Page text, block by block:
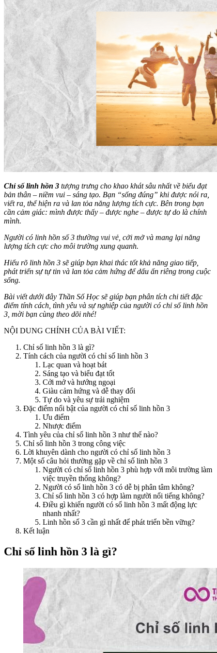
Chỉ số linh hồn 3 tượng trưng cho khao khát sâu nhất về biểu đạt
bản thân – niềm vui – sáng tạo. Bạn “sống đúng” khi được nói ra,
viết ra, thể hiện ra và lan tỏa năng lượng tích cực. Bên trong bạn
cần cảm giác: mình được thấy – được nghe – được tự do là chính
mình.
Người có linh hồn số 3 thường vui vẻ, cởi mở và mang lại năng
lượng tích cực cho môi trường xung quanh.
Hiểu rõ linh hồn 3 sẽ giúp bạn khai thác tốt khả năng giao tiếp,
phát triển sự tự tin và lan tỏa cảm hứng để dấu ấn riêng trong cuộc
sống.
Bài viết dưới đây Thần Số Học sẽ giúp bạn phân tích chi tiết đặc
điểm tính cách, tình yêu và sự nghiệp của người có chỉ số linh hồn
3, mời bạn cùng theo dõi nhé!
NỘI DUNG CHÍNH CỦA BÀI VIẾT:
Chỉ số linh hồn 3 là gì?
Tính cách của người có chỉ số linh hồn 3
Lạc quan và hoạt bát
Sáng tạo và biểu đạt tốt
Cởi mở và hướng ngoại
Giàu cảm hứng và dễ thay đổi
Tự do và yêu sự trải nghiệm
Đặc điểm nổi bật của người có chỉ số linh hồn 3
Ưu điểm
Nhược điểm
Tình yêu của chỉ số linh hồn 3 như thế nào?
Chỉ số linh hồn 3 trong công việc
Lời khuyên dành cho người có chỉ số linh hồn 3
Một số câu hỏi thường gặp về chỉ số linh hồn 3
Người có chỉ số linh hồn 3 phù hợp với môi trường làm
việc truyền thống không?
Người có số linh hồn 3 có dễ bị phân tâm không?
Chỉ số linh hồn 3 có hợp làm người nổi tiếng không?
Điều gì khiến người có số linh hồn 3 mất động lực
nhanh nhất?
Linh hồn số 3 cần gì nhất để phát triển bền vững?
Kết luận
Chỉ số linh hồn 3 là gì?